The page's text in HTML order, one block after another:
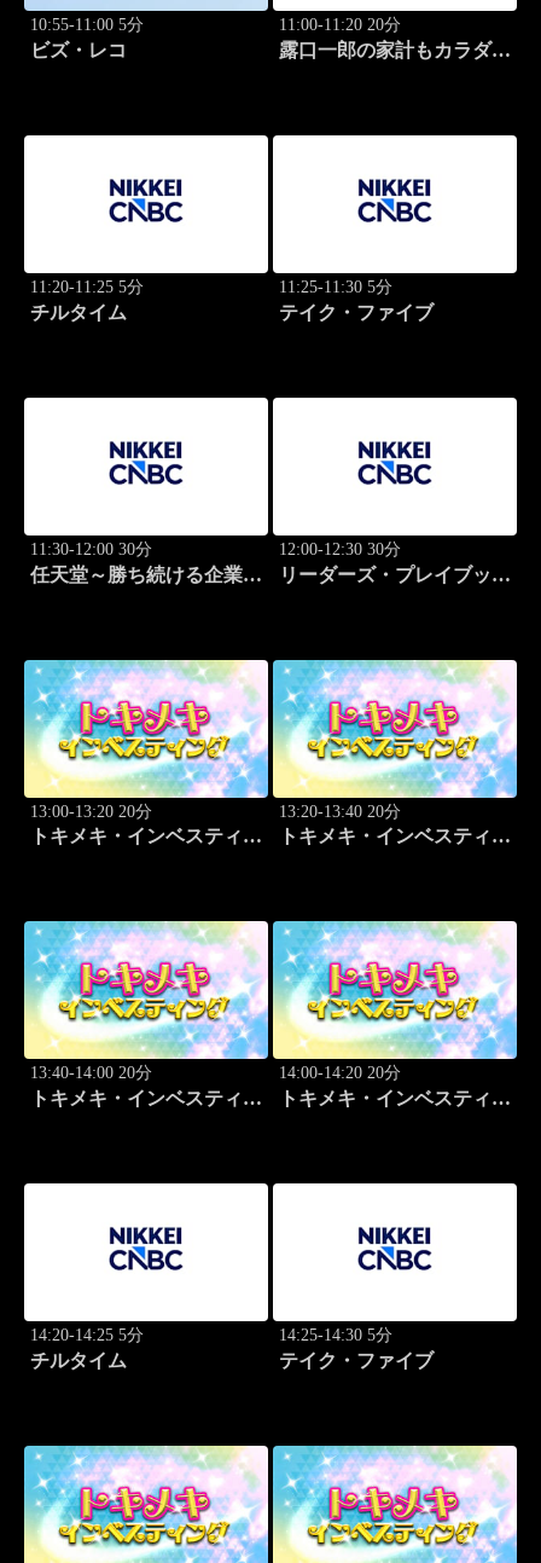
10:55-11:00 5分
ビズ・レコ
11:00-11:20 20分
露口一郎の家計もカラダも
11:20-11:25 5分
チルタイム
11:25-11:30 5分
テイク・ファイブ
11:30-12:00 30分
任天堂～勝ち続ける企業の
12:00-12:30 30分
リーダーズ・プレイブック
13:00-13:20 20分
トキメキ・インベスティン
13:20-13:40 20分
トキメキ・インベスティン
13:40-14:00 20分
トキメキ・インベスティン
14:00-14:20 20分
トキメキ・インベスティン
14:20-14:25 5分
チルタイム
14:25-14:30 5分
テイク・ファイブ